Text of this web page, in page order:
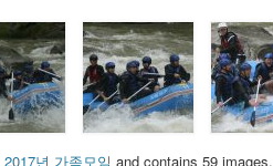
년 가족모임 and contains 59 images.